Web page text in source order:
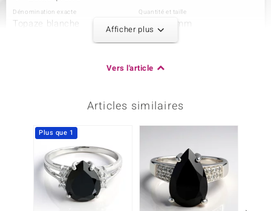
Dénomination exacte
Topaze blanche
Quantité et taille
14 à 1,1 mm
Origine
Dénomination exacte
Topaze blanche
Poids total en carat
0,047 ct
Taille de la pierre
Taille brillant rond
Brésil
Afficher plus
Vers l'article
Articles similaires
Plus que 1